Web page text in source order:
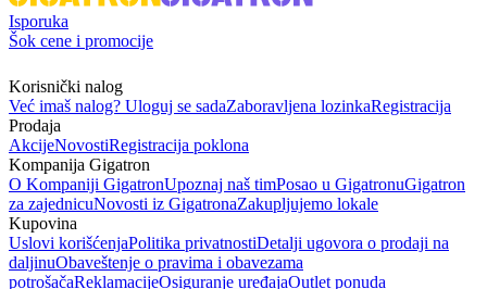
Isporuka
Šok cene i promocije
Korisnički nalog
Već imaš nalog? Uloguj se sadaZaboravljena lozinkaRegistracija
Prodaja
AkcijeNovostiRegistracija poklona
Kompanija Gigatron
O Kompaniji GigatronUpoznaj naš timPosao u GigatronuGigatron
za zajednicuNovosti iz GigatronaZakupljujemo lokale
Kupovina
Uslovi korišćenjaPolitika privatnostiDetalji ugovora o prodaji na
daljinuObaveštenje o pravima i obavezama
potrošačaReklamacijeOsiguranje uređajaOutlet ponuda